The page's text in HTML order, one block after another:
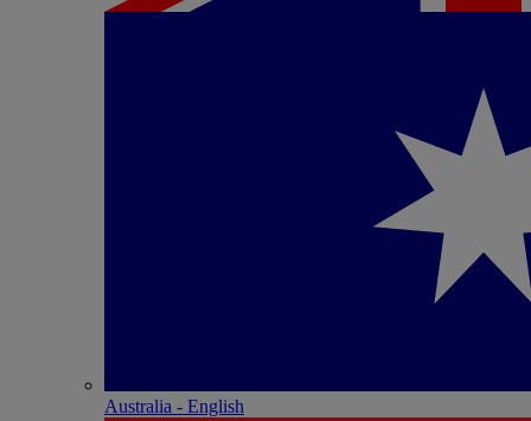
Australia - English